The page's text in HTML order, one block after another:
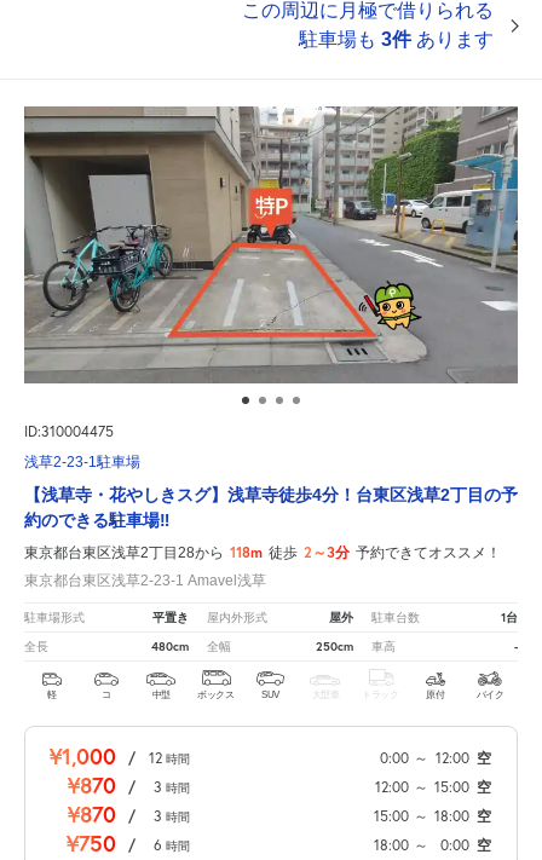
この周辺に月極で借りられる
駐車場も 3件あります
ID:310004475
浅草2-23-1駐車場
【浅草寺・花やしきスグ】浅草寺徒歩4分！台東区浅草2丁目の予
約のできる駐車場‼
東京都台東区浅草2丁目28から 118m 徒歩 2～3分 予約できてオススメ！
東京都台東区浅草2-23-1 Amavel浅草
駐車場形式 平置き 屋内外形式 屋外 駐車台数 1台
全長 480cm 全幅 250cm 車高 -
軽 コ 中型 ボックス SUV 大型車 トラック 原付 バイク
¥1,000 / 12 時間 0:00 ～ 12:00 空
¥870 / 3 時間 12:00 ～ 15:00 空
¥870 / 3 時間 15:00 ～ 18:00 空
¥750 / 6 時間 18:00 ～ 0:00 空